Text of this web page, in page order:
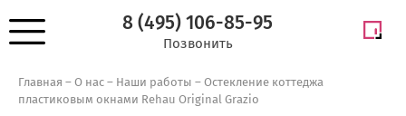
8 (495) 106-85-95
Позвонить
Главная – О нас – Наши работы – Остекление коттеджа
пластиковым окнами Rehau Original Grazio